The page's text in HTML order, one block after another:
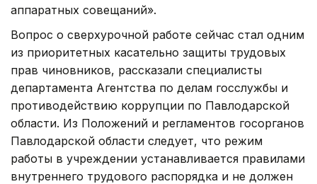
аппаратных совещаний».
Вопрос о сверхурочной работе сейчас стал одним
из приоритетных касательно защиты трудовых
прав чиновников, рассказали специалисты
департамента Агентства по делам госслужбы и
противодействию коррупции по Павлодарской
области. Из Положений и регламентов госорганов
Павлодарской области следует, что режим
работы в учреждении устанавливается правилами
внутреннего трудового распорядка и не должен